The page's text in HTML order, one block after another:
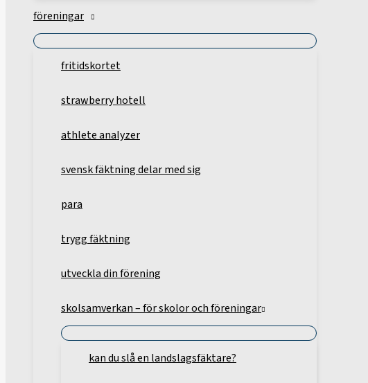
föreningar
fritidskortet
strawberry hotell
athlete analyzer
svensk fäktning delar med sig
para
trygg fäktning
utveckla din förening
skolsamverkan – för skolor och föreningar
kan du slå en landslagsfäktare?